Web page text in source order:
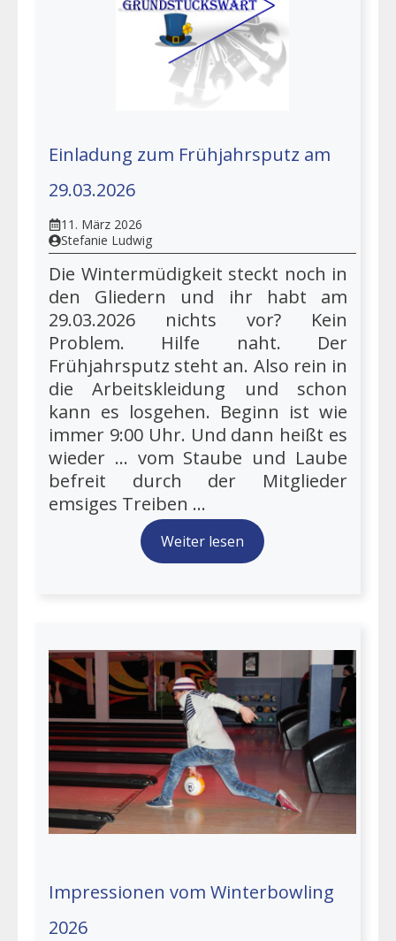
Einladung zum Frühjahrsputz am
29.03.2026
11. März 2026
Stefanie Ludwig
Die Wintermüdigkeit steckt noch in
den Gliedern und ihr habt am
29.03.2026 nichts vor? Kein
Problem. Hilfe naht. Der
Frühjahrsputz steht an. Also rein in
die Arbeitskleidung und schon
kann es losgehen. Beginn ist wie
immer 9:00 Uhr. Und dann heißt es
wieder ... vom Staube und Laube
befreit durch der Mitglieder
emsiges Treiben ...
Weiter lesen
Impressionen vom Winterbowling
2026